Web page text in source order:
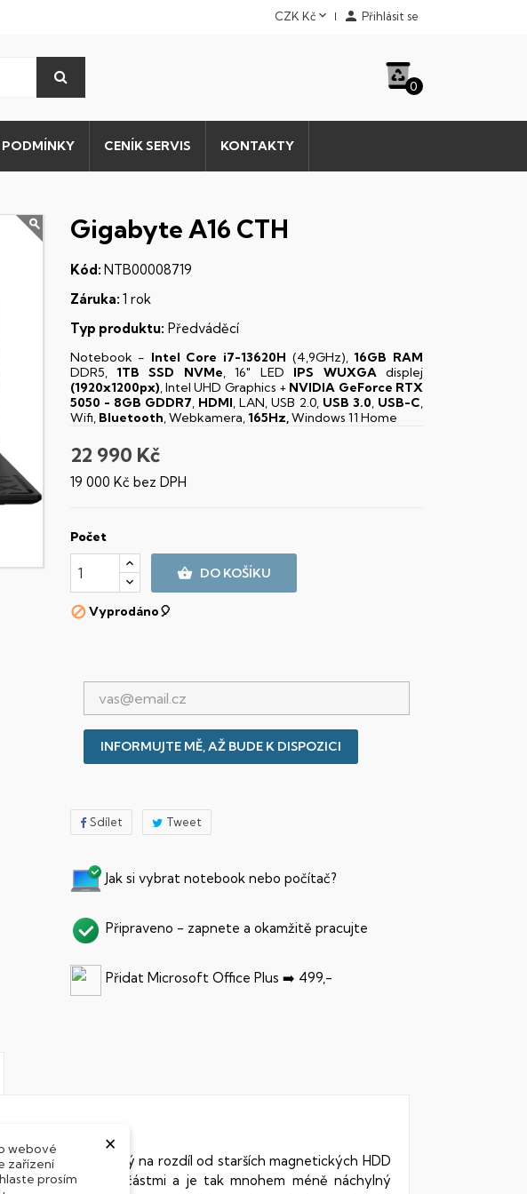
CZK Kč  Přihlásit se
0
CENÍK SERVIS KONTAKTY
Gigabyte A16 CTH
Kód: NTB00008719
Záruka: 1 rok
Typ produktu: Předváděcí
Notebook - Intel Core i7-13620H (4,9GHz),16GB RAM
DDR5, 1TB SSD NVMe, 16" LED IPS WUXGAdisplej
(1920x1200px), Intel UHD Graphics + NVIDIA GeForce RTX
5050 - 8GB GDDR7, HDMI, LAN, USB 2.0, USB 3.0, USB-C,
Wifi, Bluetooth, Webkamera,165Hz,Windows 11 Home
22 990 Kč
19 000 Kč bez DPH
Počet
 DO KOŠÍKU
Vyprodáno🎈
INFORMUJTE MĚ, AŽ BUDE K DISPOZICI
Sdílet Tweet
Jak si vybrat notebook nebo počítač?
Připraveno - zapnete a okamžitě pracujte
Přidat Microsoft Office Plus ➡️ 499,-
Drive) diskem, který na rozdíl od starších magnetických HDD
pohyblivými součástmi a je tak mnohem méně náchylný
×
webové
zařízení
prosím